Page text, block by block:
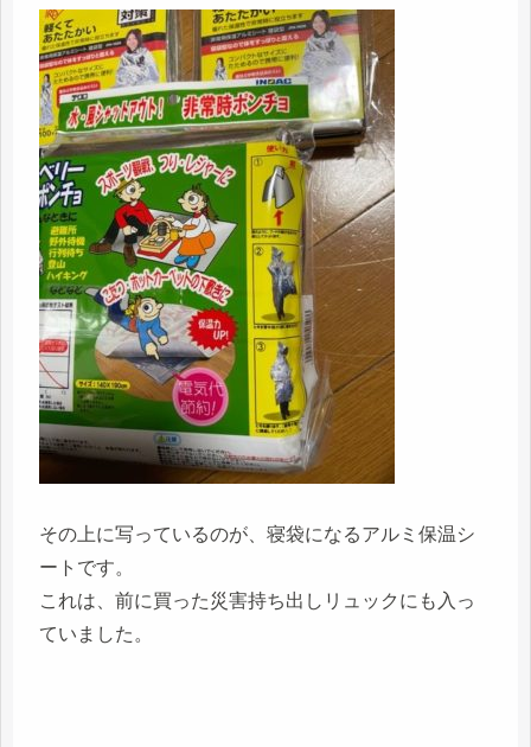
その上に写っているのが、寝袋になるアルミ保温シ
ートです。
これは、前に買った災害持ち出しリュックにも入っ
ていました。